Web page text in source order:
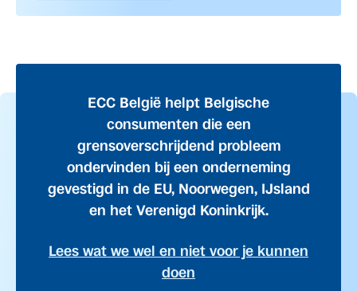
ECC België helpt Belgische
consumenten die een
grensoverschrijdend probleem
ondervinden bij een onderneming
gevestigd in de EU, Noorwegen, IJsland
en het Verenigd Koninkrijk.
Lees wat we wel en niet voor je kunnen
doen